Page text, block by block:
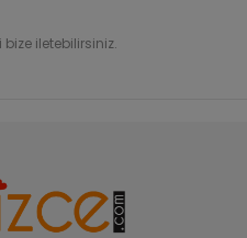
bize iletebilirsiniz.